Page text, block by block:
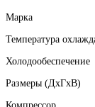
Марка
Температура
Холодообеспечение
Размеры (ДхГхВ)